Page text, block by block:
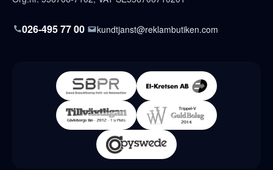
026-495 77 00 kundtjanst@reklambutiken.com